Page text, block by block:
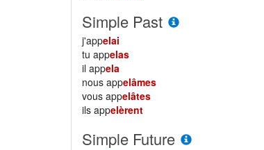
Simple Past
j'appelai
tu appelas
il appela
nous appelâmes
vous appelâtes
ils appelèrent
Simple Future